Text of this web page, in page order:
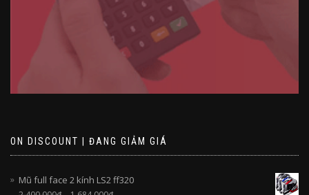
ON DISCOUNT | ĐANG GIẢM GIÁ
Mũ full face 2 kính LS2 ff320